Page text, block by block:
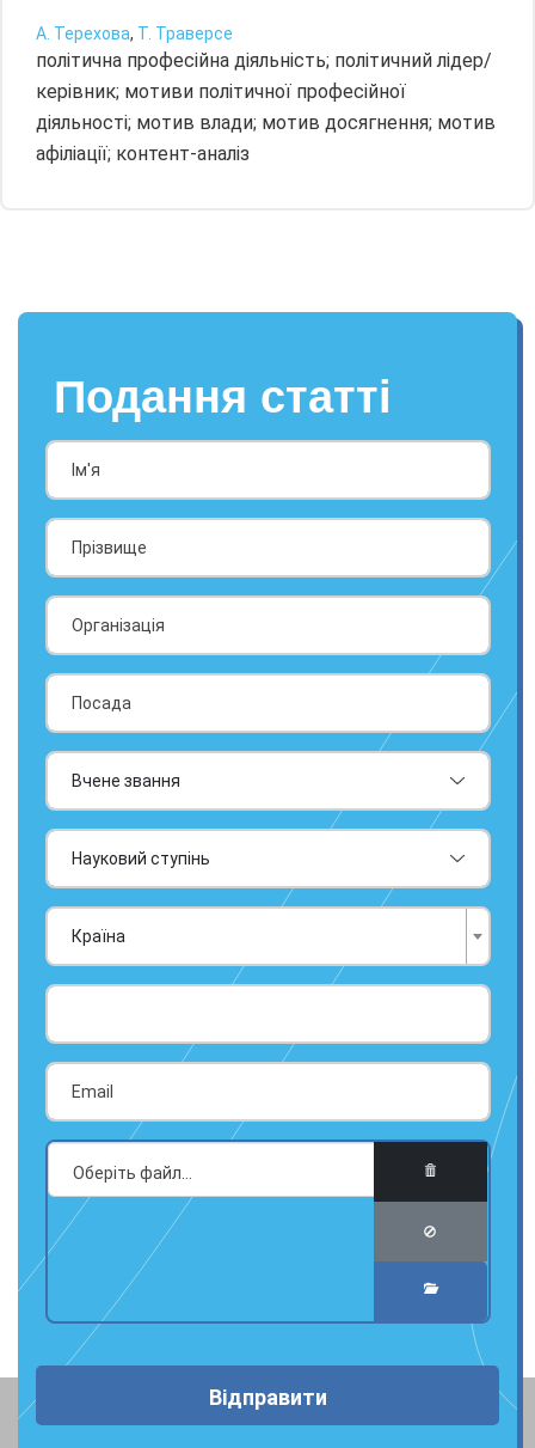
А. Терехова, Т. Траверсе
політична професійна діяльність; політичний лідер/
керівник; мотиви політичної професійної
діяльності; мотив влади; мотив досягнення; мотив
афіліації; контент-аналіз
Подання статті
Країна
Відправити